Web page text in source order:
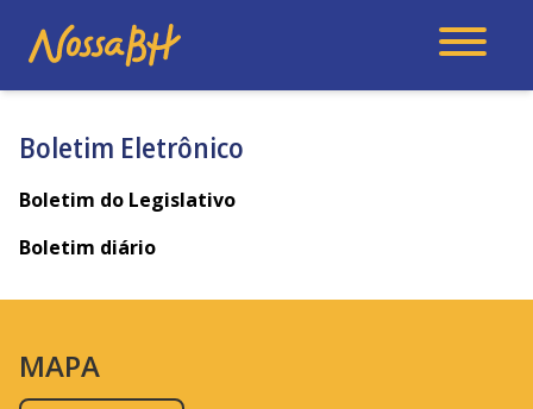
Boletim Eletrônico
Boletim do Legislativo
Boletim diário
MAPA